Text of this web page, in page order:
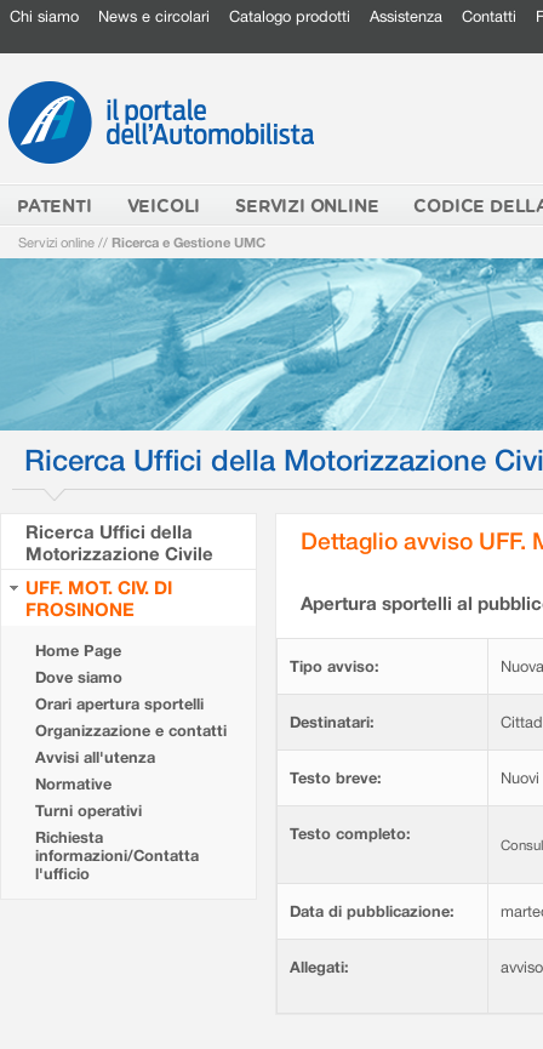
Chi siamo News e circolari Catalogo prodotti Assistenza Contatti
PATENTI VEICOLI SERVIZI ONLINE CODICE
Servizi online // Ricerca e Gestione UMC
Ricerca Uffici della Motorizzazione
Ricerca Uffici della
Motorizzazione Civile
UFF. MOT. CIV. DI
FROSINONE
Home Page
Dove siamo
Orari apertura sportelli
Organizzazione e contatti
Avvisi all'utenza
Normative
Turni operativi
Richiesta
informazioni/Contatta
l'ufficio
Dettaglio avviso UFF.
Apertura sportelli al
Tipo avviso:
Destinatari:
Testo breve:
Testo completo:
Data di pubblicazione:
Allegati: